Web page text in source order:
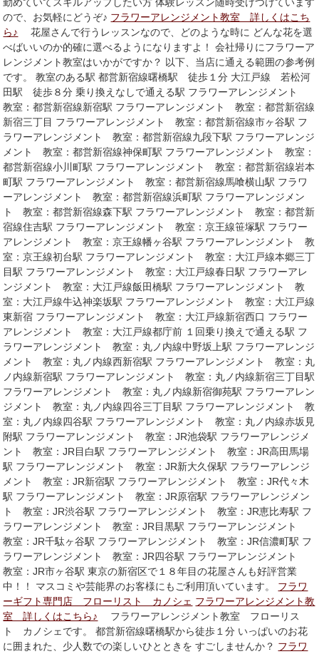
ので、お気軽にどうぞ♪ フラワーアレンジメント教室 詳しくはこち
ら♪ 花屋さんで行うレッスンなので、どのような時に どんな花を選
べばいいのか的確に選べるようになりますよ！ 会社帰りにフラワーア
レンジメント教室はいかがですか？ 以下、当店に通える範囲の参考例
です。 教室のある駅 都営新宿線曙橋駅 徒歩１分 大江戸線 若松河
田駅 徒歩８分 乗り換えなしで通える駅 フラワーアレンジメント
教室：都営新宿線新宿駅 フラワーアレンジメント 教室：都営新宿線
新宿三丁目 フラワーアレンジメント 教室：都営新宿線市ヶ谷駅 フ
ラワーアレンジメント 教室：都営新宿線九段下駅 フラワーアレンジ
メント 教室：都営新宿線神保町駅 フラワーアレンジメント 教室：
都営新宿線小川町駅 フラワーアレンジメント 教室：都営新宿線岩本
町駅 フラワーアレンジメント 教室：都営新宿線馬喰横山駅 フラワ
ーアレンジメント 教室：都営新宿線浜町駅 フラワーアレンジメン
ト 教室：都営新宿線森下駅 フラワーアレンジメント 教室：都営新
宿線住吉駅 フラワーアレンジメント 教室：京王線笹塚駅 フラワー
アレンジメント 教室：京王線幡ヶ谷駅 フラワーアレンジメント 教
室：京王線初台駅 フラワーアレンジメント 教室：大江戸線本郷三丁
目駅 フラワーアレンジメント 教室：大江戸線春日駅 フラワーアレ
ンジメント 教室：大江戸線飯田橋駅 フラワーアレンジメント 教
室：大江戸線牛込神楽坂駅 フラワーアレンジメント 教室：大江戸線
東新宿 フラワーアレンジメント 教室：大江戸線新宿西口 フラワー
アレンジメント 教室：大江戸線都庁前 １回乗り換えで通える駅 フ
ラワーアレンジメント 教室：丸ノ内線中野坂上駅 フラワーアレンジ
メント 教室：丸ノ内線西新宿駅 フラワーアレンジメント 教室：丸
ノ内線新宿駅 フラワーアレンジメント 教室：丸ノ内線新宿三丁目駅
フラワーアレンジメント 教室：丸ノ内線新宿御苑駅 フラワーアレン
ジメント 教室：丸ノ内線四谷三丁目駅 フラワーアレンジメント 教
室：丸ノ内線四谷駅 フラワーアレンジメント 教室：丸ノ内線赤坂見
附駅 フラワーアレンジメント 教室：JR池袋駅 フラワーアレンジメ
ント 教室：JR目白駅 フラワーアレンジメント 教室：JR高田馬場
駅 フラワーアレンジメント 教室：JR新大久保駅 フラワーアレンジ
メント 教室：JR新宿駅 フラワーアレンジメント 教室：JR代々木
駅 フラワーアレンジメント 教室：JR原宿駅 フラワーアレンジメン
ト 教室：JR渋谷駅 フラワーアレンジメント 教室：JR恵比寿駅 フ
ラワーアレンジメント 教室：JR目黒駅 フラワーアレンジメント
教室：JR千駄ヶ谷駅 フラワーアレンジメント 教室：JR信濃町駅 フ
ラワーアレンジメント 教室：JR四谷駅 フラワーアレンジメント
教室：JR市ヶ谷駅 東京の新宿区で１８年目の花屋さんも好評営業
中！！ マスコミや芸能界のお客様にもご利用頂いています。 フラワ
ーギフト専門店 フローリスト カノシェ フラワーアレンジメント教
室 詳しくはこちら♪ フラワーアレンジメント教室 フローリス
ト カノシェです。 都営新宿線曙橋駅から徒歩１分 いっぱいのお花
に囲まれた、少人数での楽しいひとときを すごしませんか？ フラワ